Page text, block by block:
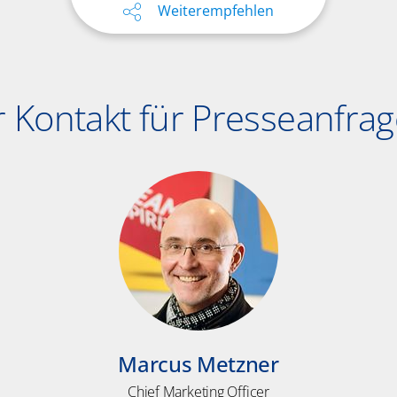
Weiterempfehlen
Kontakt für
Marcus Metzner
Chief Marketing Officer